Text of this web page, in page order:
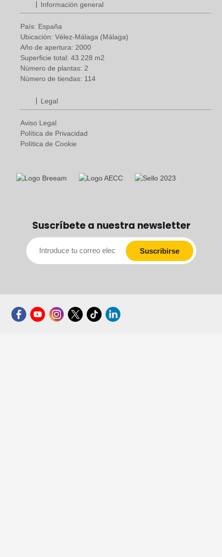
Información general
País: España
Ubicación: Vélez-Málaga (Málaga)
Año de apertura: 2000
Superficie total: 43.228 m2
Número de plantas: 2
Número de tiendas: 114
Legal
Aviso Legal
Política de Privacidad
Política de Cookie
Suscríbete a nuestra newsletter